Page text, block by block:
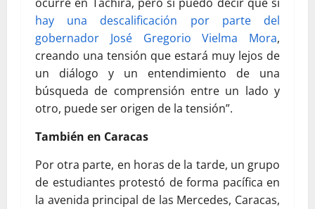
hay una descalificación por parte del
gobernador José Gregorio Vielma Mora,
creando una tensión que estará muy lejos de
un diálogo y un entendimiento de una
búsqueda de comprensión entre un lado y
otro, puede ser origen de la tensión”.
También en Caracas
Por otra parte, en horas de la tarde, un grupo
de estudiantes protestó de forma pacífica en
la avenida principal de las Mercedes, Caracas,